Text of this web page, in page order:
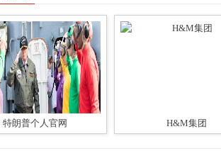
特朗普个人官网 H&M集团